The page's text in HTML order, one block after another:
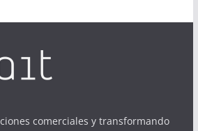
comerciales y transformando